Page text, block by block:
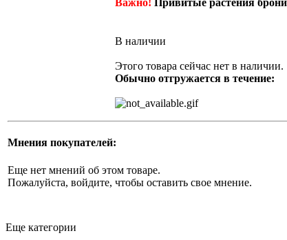
Важно! Привитые растения
В наличии
Этого товара сейчас нет в наличии.
Обычно отгружается в течение:
Мнения покупателей:
Еще нет мнений об этом товаре.
Пожалуйста, войдите, чтобы оставить свое мнение.
Еще категории